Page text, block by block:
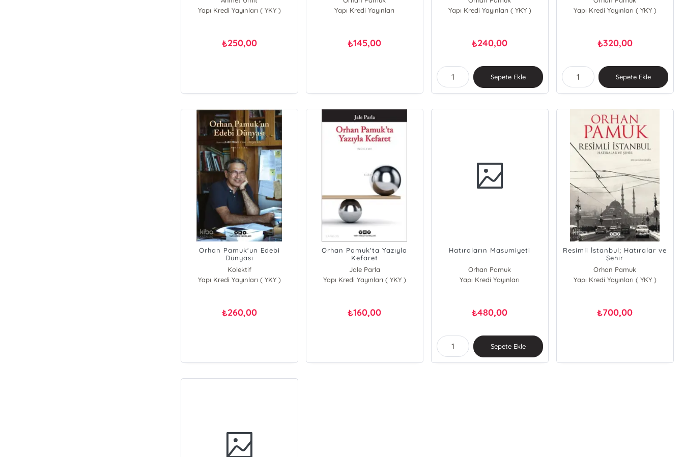
Yapı Kredi Yayınları ( YKY )
₺250,00
Yapı Kredi Yayınları
₺145,00
Yapı Kredi Yayınları ( YKY )
₺240,00
Sepete Ekle
Yapı Kredi Yayınları ( YKY )
₺320,00
Sepete Ekle
Orhan Pamuk'un Edebi
Dünyası
Kolektif
Yapı Kredi Yayınları ( YKY )
₺260,00
Orhan Pamuk'ta Yazıyla
Kefaret
Jale Parla
Yapı Kredi Yayınları ( YKY )
₺160,00
Hatıraların Masumiyeti
Orhan Pamuk
Yapı Kredi Yayınları
₺480,00
Sepete Ekle
Resimli İstanbul; Hatıralar ve
Şehir
Orhan Pamuk
Yapı Kredi Yayınları ( YKY )
₺700,00